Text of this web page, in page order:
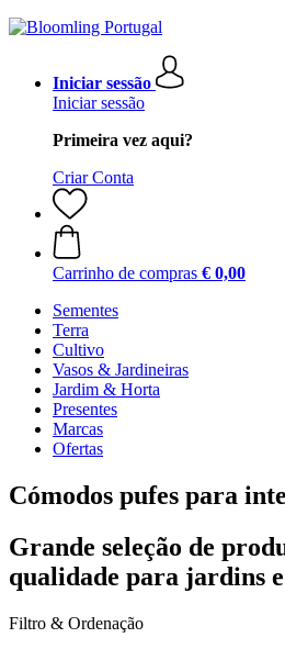
Iniciar sessão
Iniciar sessão
Primeira vez aqui?
Criar Conta
Carrinho de compras € 0,00
Sementes
Terra
Cultivo
Vasos & Jardineiras
Jardim & Horta
Presentes
Marcas
Ofertas
Cómodos pufes para
Grande seleção de
qualidade para jardins
Filtro & Ordenação